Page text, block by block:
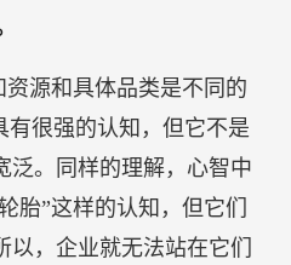
源和具体品类是不同的
有很强的认知，但它不是
泛。同样的理解，心智中
胎”这样的认知，但它们
以，企业就无法站在它们